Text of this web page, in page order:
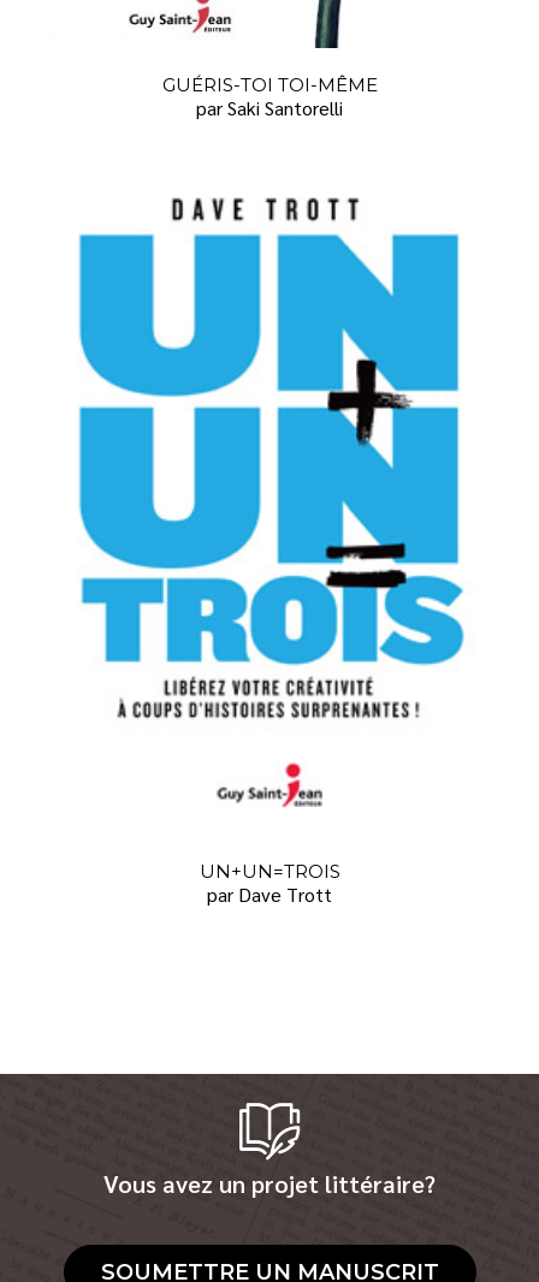
GUÉRIS-TOI TOI-MÊME
par Saki Santorelli
UN+UN=TROIS
par Dave Trott
Vous avez un projet littéraire?
SOUMETTRE UN MANUSCRIT